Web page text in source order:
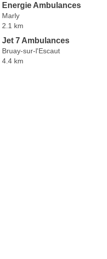
Energie Ambulances
Marly
2.1 km
Jet 7 Ambulances
Bruay-sur-l'Escaut
4.4 km